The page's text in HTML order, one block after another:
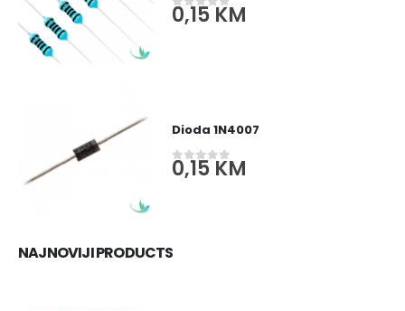
0out of 5
0,15KM
Dioda 1N4007
0out of 5
0,15KM
NAJNOVIJI PRODUCTS